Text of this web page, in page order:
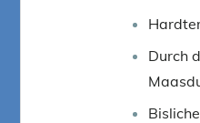
Durch